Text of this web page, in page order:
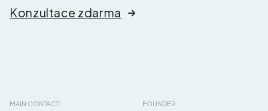
Konzultace zdarma
MAIN CONTACT:
FOUNDER: